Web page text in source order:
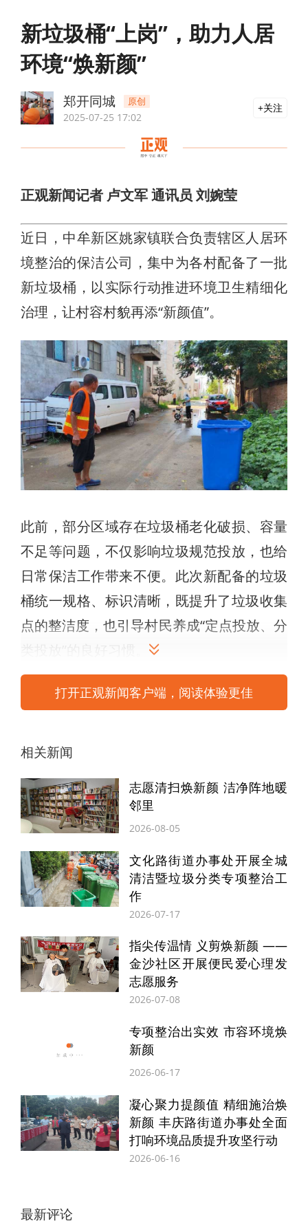
新垃圾桶“上岗”，助力人居
环境“焕新颜”
郑开同城 原创
2025-07-25 17:02
关注
正观新闻记者 卢文军 通讯员 刘婉莹
近日，中牟新区姚家镇联合负责辖区人居环
境整治的保洁公司，集中为各村配备了一批
新垃圾桶，以实际行动推进环境卫生精细化
治理，让村容村貌再添“新颜值”。
此前，部分区域存在垃圾桶老化破损、容量
不足等问题，不仅影响垃圾规范投放，也给
日常保洁工作带来不便。此次新配备的垃圾
桶统一规格、标识清晰，既提升了垃圾收集
点的整洁度，也引导村民养成“定点投放、分
据了解，新垃圾桶投用后，保洁公司将同步
加强清运频次，确保垃圾“日产日清”，从源
纷表示，新垃圾桶的设置让家门口更干净
了，生活环境更舒心了。
此次举措是姚家镇深化人居环境整治的重要
一环，下一步，姚家镇将持续完善环境卫生
长效管理机制，推动乡村环境从“干净整洁”
向“生态宜居”迈进。
特别声明
本文为正观号作者或机构在正观新闻上传并发布，
仅代表该作者或机构观点，不代表正观新闻的观点
打开正观新闻客户端，阅读体验更佳
相关新闻
志愿清扫焕新颜 洁净阵地暖
邻里
2026-08-05
文化路街道办事处开展全城
清洁暨垃圾分类专项整治工
作
2026-07-17
指尖传温情 义剪焕新颜 ——
金沙社区开展便民爱心理发
志愿服务
2026-07-08
专项整治出实效 市容环境焕
新颜
2026-06-17
凝心聚力提颜值 精细施治焕
新颜 丰庆路街道办事处全面
打响环境品质提升攻坚行动
2026-06-16
最新评论